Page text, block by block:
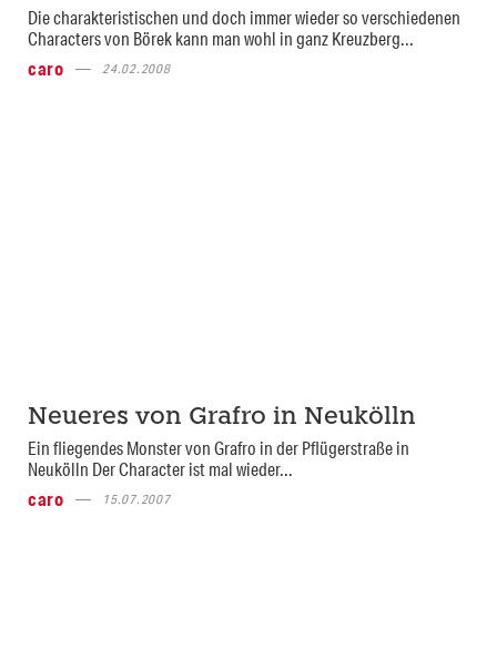
Die charakteristischen und doch immer wieder so verschiedenen
Characters von Börek kann man wohl in ganz Kreuzberg...
caro
24.02.2008
Neueres von Grafro in Neukölln
Ein fliegendes Monster von Grafro in der Pflügerstraße in
Neukölln Der Character ist mal wieder...
caro
15.07.2007